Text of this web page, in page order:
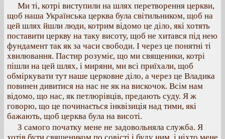
Ми ті, котрі виступили на шлях перетворення церкви,
щоб наша Українська церква була світильником, щоб на
цей шлях йшли люди, котрим відомо це діло, які хотять
поставити церкву на таку висоту, щоб не хитався під нею
фундамент так як за часи свободи. І через це понятні ті
хвилювання. Пастир розуміє, що ми священики, котрі
пішли на цей шлях, і миряни, ми всі приїхали, щоб
обміркувати тут наше церковне діло, а через це Владика
повинен дивитися на нас не як на вискочок. Всім нам
відомо, що нас, як петлюрівців, предають суду. Я ж
говорю, що це починається інквізиція над тими, які
бажають, щоб церква була на висоті.
З самого початку мене не задовольняла служба. Я